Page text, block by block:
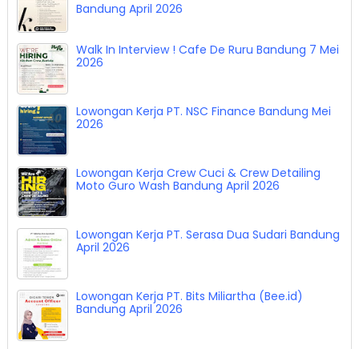
Bandung April 2026
Walk In Interview ! Cafe De Ruru Bandung 7 Mei
2026
Lowongan Kerja PT. NSC Finance Bandung Mei
2026
Lowongan Kerja Crew Cuci & Crew Detailing
Moto Guro Wash Bandung April 2026
Lowongan Kerja PT. Serasa Dua Sudari Bandung
April 2026
Lowongan Kerja PT. Bits Miliartha (Bee.id)
Bandung April 2026